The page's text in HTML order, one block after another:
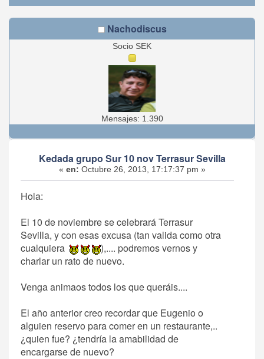
Nachodiscus
Socio SEK
Mensajes: 1.390
Kedada grupo Sur 10 nov Terrasur Sevilla
« en: Octubre 26, 2013, 17:17:37 pm »
Hola:
El 10 de noviembre se celebrará Terrasur
Sevilla, y con esas excusa (tan valida como otra
cualquiera
),.... podremos vernos y
charlar un rato de nuevo.
Venga animaos todos los que queráis....
El año anterior creo recordar que Eugenio o
alguien reservo para comer en un restaurante,..
¿quien fue? ¿tendría la amabilidad de
encargarse de nuevo?